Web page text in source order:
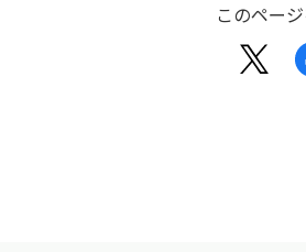
このペー